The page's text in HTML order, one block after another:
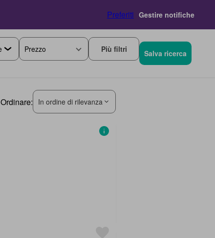
Preferiti Gestire notifiche
Prezzo Più filtri Salva ricerca
Ordinare: In ordine di rilevanza